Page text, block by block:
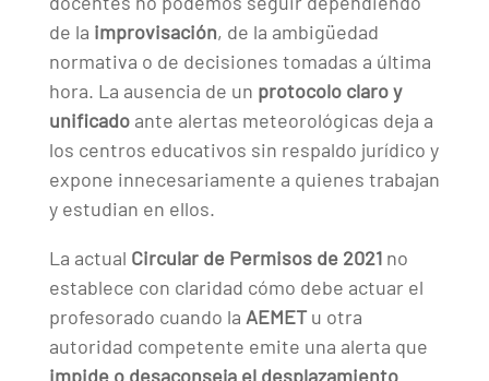
de la improvisación, de la ambigüedad
normativa o de decisiones tomadas a última
hora. La ausencia de un protocolo claro y
unificadoante alertas meteorológicas deja a
los centros educativos sin respaldo jurídico y
expone innecesariamente a quienes trabajan
y estudian en ellos.
La actual Circular de Permisos de 2021no
establece con claridad cómo debe actuar el
profesorado cuando la AEMETu otra
autoridad competente emite una alerta que
impide o desaconseja el desplazamiento